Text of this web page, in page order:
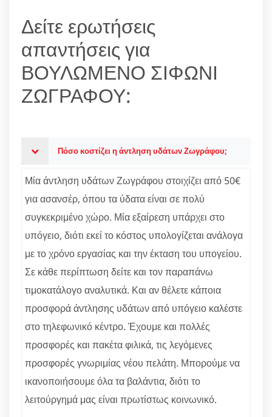
Δείτε ερωτήσεις
απαντήσεις για
ΒΟΥΛΩΜΕΝΟ ΣΙΦΩΝΙ
ΖΩΓΡΑΦΟΥ:
Πόσο κοστίζει η άντληση υδάτων Ζωγράφου;
Μία άντληση υδάτων Ζωγράφου στοιχίζει από 50€
για ασανσέρ, όπου τα ύδατα είναι σε πολύ
συγκεκριμένο χώρο. Μία εξαίρεση υπάρχει στο
υπόγειο, διότι εκεί το κόστος υπολογίζεται ανάλογα
με το χρόνο εργασίας και την έκταση του υπογείου.
Σε κάθε περίπτωση δείτε και τον παραπάνω
τιμοκατάλογο αναλυτικά. Και αν θέλετε κάποια
προσφορά άντλησης υδάτων από υπόγειο καλέστε
στο τηλεφωνικό κέντρο. Έχουμε και πολλές
προσφορές και πακέτα φιλικά, τις λεγόμενες
προσφορές γνωριμίας νέου πελάτη. Μπορούμε να
ικανοποιήσουμε όλα τα βαλάντια, διότι το
λειτούργημά μας είναι πρωτίστως κοινωνικό.